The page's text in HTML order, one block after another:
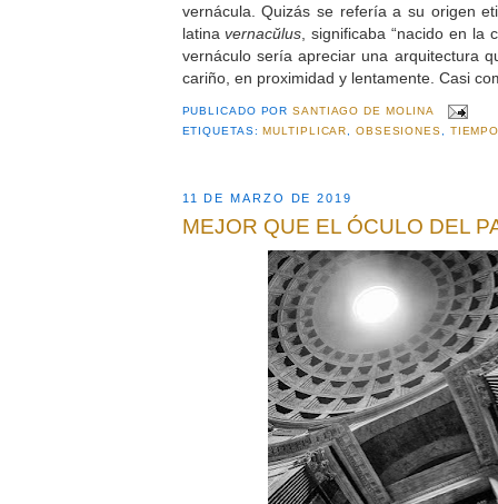
vernácula. Quizás se refería a su origen
latinavernacŭlus , significaba “nacido en la
vernáculo sería apreciar una arquitectura
cariño, en proximidad y lentamente. Casi
PUBLICADO PORSANTIAGO DE MOLINA
ETIQUETAS:MULTIPLICAR ,OBSESIONES
11 DE MARZO DE 2019
MEJOR QUE EL ÓCULO DEL